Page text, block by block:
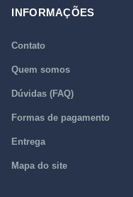
INFORMAÇÕES
Contato
Quem somos
Dúvidas (FAQ)
Formas de pagamento
Entrega
Mapa do site